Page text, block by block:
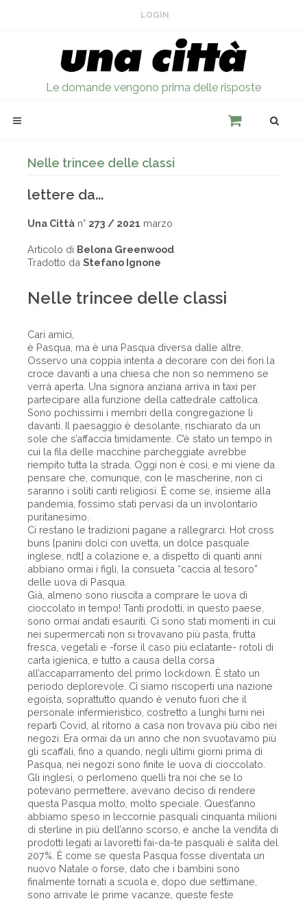
LOGIN
Le domande vengono prima delle risposte
Nelle trincee delle classi
lettere da...
Una Città n° 273 / 2021 marzo
Articolo di Belona Greenwood
Tradotto da Stefano Ignone
Nelle trincee delle classi
Cari amici,
è Pasqua, ma è una Pasqua diversa dalle altre.
Osservo una coppia intenta a decorare con dei fiori la
croce davanti a una chiesa che non so nemmeno se
verrà aperta. Una signora anziana arriva in taxi per
partecipare alla funzione della cattedrale cattolica.
Sono pochissimi i membri della congregazione lì
davanti. Il paesaggio è desolante, rischiarato da un
sole che s’affaccia timidamente. C’è stato un tempo in
cui la fila delle macchine parcheggiate avrebbe
riempito tutta la strada. Oggi non è così, e mi viene da
pensare che, comunque, con le mascherine, non ci
saranno i soliti canti religiosi. È come se, insieme alla
pandemia, fossimo stati pervasi da un involontario
puritanesimo.
Ci restano le tradizioni pagane a rallegrarci. Hot cross
buns [panini dolci con uvetta, un dolce pasquale
inglese, ndt] a colazione e, a dispetto di quanti anni
abbiano ormai i figli, la consueta “caccia al tesoro”
delle uova di Pasqua.
Già, almeno sono riuscita a comprare le uova di
cioccolato in tempo! Tanti prodotti, in questo paese,
sono ormai andati esauriti. Ci sono stati momenti in cui
nei supermercati non si trovavano più pasta, frutta
fresca, vegetali e -forse il caso più eclatante- rotoli di
carta igienica, e tutto a causa della corsa
all’accaparramento del primo lockdown. È stato un
periodo deplorevole. Ci siamo riscoperti una nazione
egoista, soprattutto quando è venuto fuori che il
personale infermieristico, costretto a lunghi turni nei
reparti Covid, al ritorno a casa non trovava più cibo nei
negozi. Era ormai da un anno che non svuotavamo più
gli scaffali, fino a quando, negli ultimi giorni prima di
Pasqua, nei negozi sono finite le uova di cioccolato.
Gli inglesi, o perlomeno quelli tra noi che se lo
potevano permettere, avevano deciso di rendere
questa Pasqua molto, molto speciale. Quest’anno
abbiamo speso in leccornie pasquali cinquanta milioni
di sterline in più dell’anno scorso, e anche la vendita di
prodotti legati ai lavoretti fai-da-te pasquali è salita del
207%. È come se questa Pasqua fosse diventata un
nuovo Natale o forse, dato che i bambini sono
finalmente tornati a scuola e, dopo due settimane,
sono arrivate le prime vacanze, queste feste